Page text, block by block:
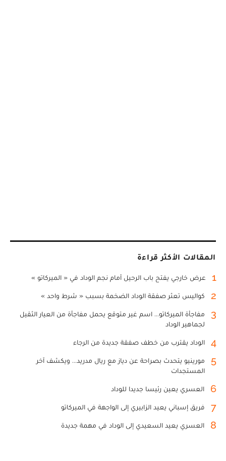
المقالات الأكثر قراءة
1 عرض خارجي يفتح باب الرحيل أمام نجم الوداد في « الميركاتو »
2 كواليس تعثر صفقة الوداد الضخمة بسبب « شرط واحد »
3
مفاجأة الميركاتو... اسم غير متوقع يحمل مفاجأة من العيار الثقيل
لجماهير الوداد
4 الوداد يقترب من خطف صفقة جديدة من الرجاء
5
مورينيو يتحدث بصراحة عن دياز مع ريال مدريد... ويكشف آخر
المستجدات
6 العسري يعين رئيسا جديدا للوداد
7 فريق إسباني يعيد الزابيري إلى الواجهة في الميركاتو
8 العسري يعيد السعيدي إلى الوداد في مهمة جديدة